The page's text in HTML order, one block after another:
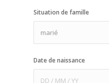
Situation de famille
Date de naissance